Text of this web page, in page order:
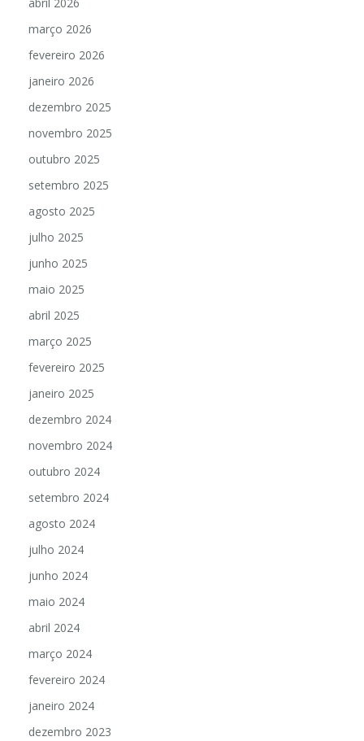
março 2026
fevereiro 2026
janeiro 2026
dezembro 2025
novembro 2025
outubro 2025
setembro 2025
agosto 2025
julho 2025
junho 2025
maio 2025
abril 2025
março 2025
fevereiro 2025
janeiro 2025
dezembro 2024
novembro 2024
outubro 2024
setembro 2024
agosto 2024
julho 2024
junho 2024
maio 2024
abril 2024
março 2024
fevereiro 2024
janeiro 2024
dezembro 2023